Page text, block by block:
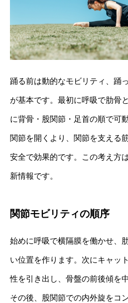
踊る前は動的なモビリティ、踊
が基本です。最初に呼吸で肋骨
に背骨・股関節・足首の順で可
関節を開くより、関節を支える
安全で効果的です。この考え方
新情報です。
関節モビリティの順序
始めに呼吸で横隔膜を働かせ、
い位置を作ります。次にキャッ
性を引き出し、骨盤の前後傾を中
その後、股関節での内外旋をコ